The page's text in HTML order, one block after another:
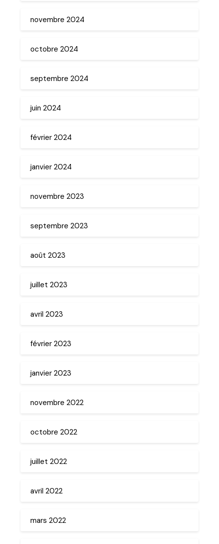
novembre 2024
octobre 2024
septembre 2024
juin 2024
février 2024
janvier 2024
novembre 2023
septembre 2023
août 2023
juillet 2023
avril 2023
février 2023
janvier 2023
novembre 2022
octobre 2022
juillet 2022
avril 2022
mars 2022